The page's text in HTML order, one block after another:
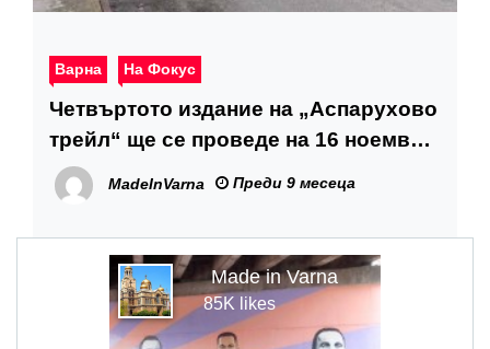
Варна На Фокус
Четвъртото издание на „Аспарухово
трейл“ ще се проведе на 16 ноември
под мотото „Да, ние бягаме“
MadeInVarna Преди 9 месеца
Made in Varna
85K likes